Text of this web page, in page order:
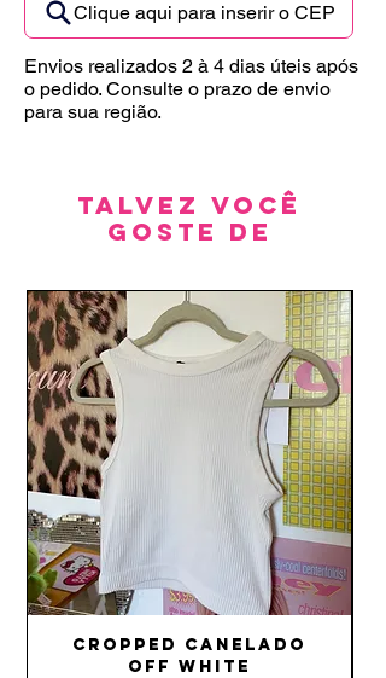
Clique aqui para inserir o CEP
Envios realizados 2 à 4 dias úteis após
o pedido. Consulte o prazo de envio
para sua região.
Talvez você
goste de
Cropped Canelado
Off White